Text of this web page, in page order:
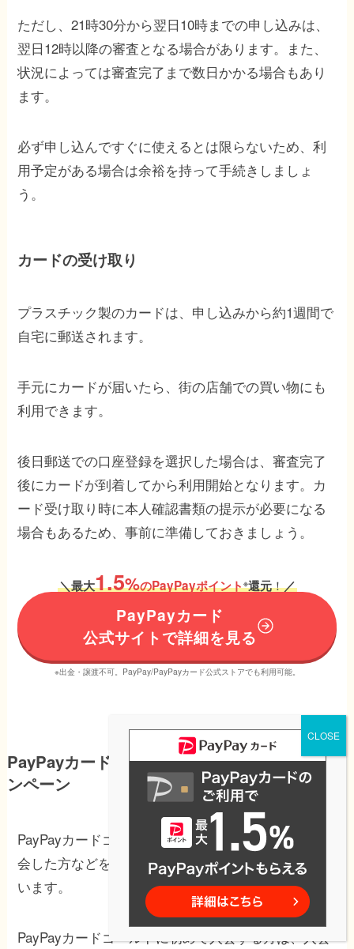
ただし、21時30分から翌日10時までの申し込みは、
翌日12時以降の審査となる場合があります。また、
状況によっては審査完了まで数日かかる場合もあり
ます。
必ず申し込んですぐに使えるとは限らないため、利
用予定がある場合は余裕を持って手続きしましょ
う。
カードの受け取り
プラスチック製のカードは、申し込みから約1週間で
自宅に郵送されます。
手元にカードが届いたら、街の店舗での買い物にも
利用できます。
後日郵送での口座登録を選択した場合は、審査完了
後にカードが到着してから利用開始となります。カ
ード受け取り時に本人確認書類の提示が必要になる
場合もあるため、事前に準備しておきましょう。
＼最大1.5%のPayPayポイント※還元！／
PayPayカード
公式サイトで詳細を見る
※出金・譲渡不可。PayPay/PayPayカード公式ストアでも利用可能。
PayPayカードゴールドの年間利用特典・キャ
ンペーン
PayPayカードゴールドでは、2026年6月1日以降に入
会した方などを対象に、年間利用特典が設けられて
います。
PayPayカードゴールドに初めて入会する方は、入会